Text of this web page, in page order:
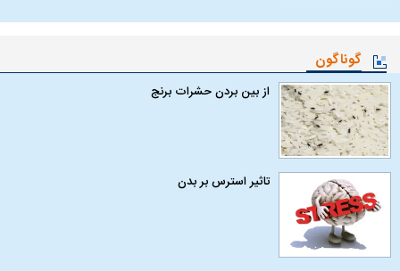
گوناگون
از بین بردن حشرات برنج
تاثیر استرس بر بدن